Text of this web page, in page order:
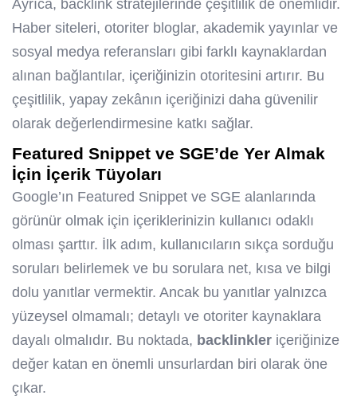
Ayrıca, backlink stratejilerinde çeşitlilik de önemlidir.
Haber siteleri, otoriter bloglar, akademik yayınlar ve
sosyal medya referansları gibi farklı kaynaklardan
alınan bağlantılar, içeriğinizin otoritesini artırır. Bu
çeşitlilik, yapay zekânın içeriğinizi daha güvenilir
olarak değerlendirmesine katkı sağlar.
Featured Snippet ve SGE’de Yer Almak
İçin İçerik Tüyoları
Google’ın Featured Snippet ve SGE alanlarında
görünür olmak için içeriklerinizin kullanıcı odaklı
olması şarttır. İlk adım, kullanıcıların sıkça sorduğu
soruları belirlemek ve bu sorulara net, kısa ve bilgi
dolu yanıtlar vermektir. Ancak bu yanıtlar yalnızca
yüzeysel olmamalı; detaylı ve otoriter kaynaklara
dayalı olmalıdır. Bu noktada, backlinkler içeriğinize
değer katan en önemli unsurlardan biri olarak öne
çıkar.